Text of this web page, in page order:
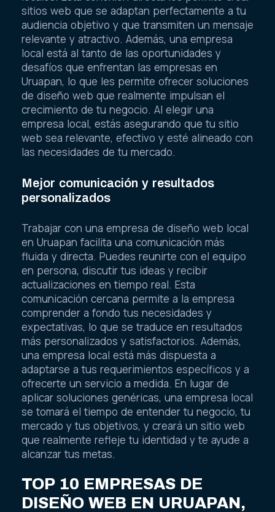
sitios web que se adaptan perfectamente a tu
audiencia objetivo y que transmiten un mensaje
relevante y atractivo. Además, una empresa
local está al tanto de las oportunidades y
desafíos que enfrentan las empresas en
Uruapan, lo que les permite ofrecer soluciones
de diseño web que realmente impulsan el
crecimiento de tu negocio. Al elegir una
empresa local, estás asegurando que tu sitio
web sea relevante, efectivo y esté alineado con
las necesidades de tu mercado.
Mejor comunicación y resultados
personalizados
Trabajar con una empresa de diseño web local
en Uruapan facilita una comunicación más
fluida y directa. Puedes reunirte con el equipo
en persona, discutir tus ideas y recibir
actualizaciones en tiempo real. Esta
comunicación cercana permite a la empresa
comprender a fondo tus necesidades y
expectativas, lo que se traduce en resultados
más personalizados y satisfactorios. Además,
una empresa local está más dispuesta a
adaptarse a tus requerimientos específicos y a
ofrecerte un servicio a medida. En lugar de
aplicar soluciones genéricas, una empresa local
se tomará el tiempo de entender tu negocio, tu
mercado y tus objetivos, y creará un sitio web
que realmente refleje tu identidad y te ayude a
alcanzar tus metas.
TOP 10 EMPRESAS DE
DISEÑO WEB EN URUAPAN,